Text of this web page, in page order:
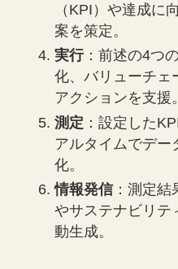
（KPI）や達成に
案を策定。
実行：前述の4つ
化、バリューチェ
アクションを支援。
測定 ：設定した
アルタイムでデー
化。
情報発信：測定結
やサステナビリテ
動生成。